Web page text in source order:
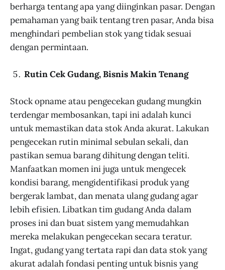
berharga tentang apa yang diinginkan pasar. Dengan
pemahaman yang baik tentang tren pasar, Anda bisa
menghindari pembelian stok yang tidak sesuai
dengan permintaan.
Rutin Cek Gudang, Bisnis Makin Tenang
Stock opname atau pengecekan gudang mungkin
terdengar membosankan, tapi ini adalah kunci
untuk memastikan data stok Anda akurat. Lakukan
pengecekan rutin minimal sebulan sekali, dan
pastikan semua barang dihitung dengan teliti.
Manfaatkan momen ini juga untuk mengecek
kondisi barang, mengidentifikasi produk yang
bergerak lambat, dan menata ulang gudang agar
lebih efisien. Libatkan tim gudang Anda dalam
proses ini dan buat sistem yang memudahkan
mereka melakukan pengecekan secara teratur.
Ingat, gudang yang tertata rapi dan data stok yang
akurat adalah fondasi penting untuk bisnis yang